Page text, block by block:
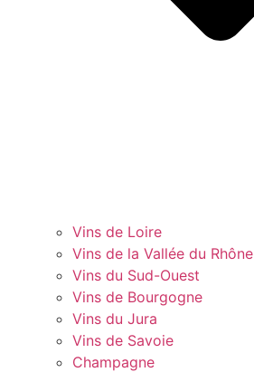
Vins de Loire
Vins de la Vallée du Rhône
Vins du Sud-Ouest
Vins de Bourgogne
Vins du Jura
Vins de Savoie
Champagne